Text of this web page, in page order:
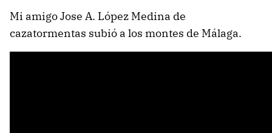
Mi amigo Jose A. López Medina de
cazatormentas subió a los montes de Málaga.